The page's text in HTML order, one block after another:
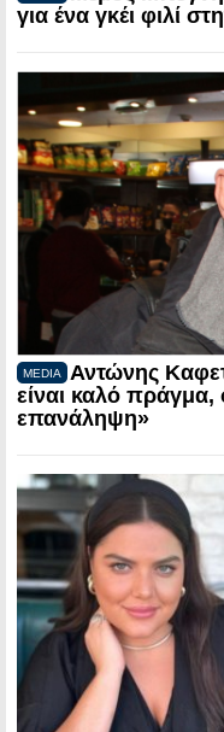
για ένα γκέι φιλί
MEDIA
Αντώνης
είναι καλό πράγμα,
επανάληψη»